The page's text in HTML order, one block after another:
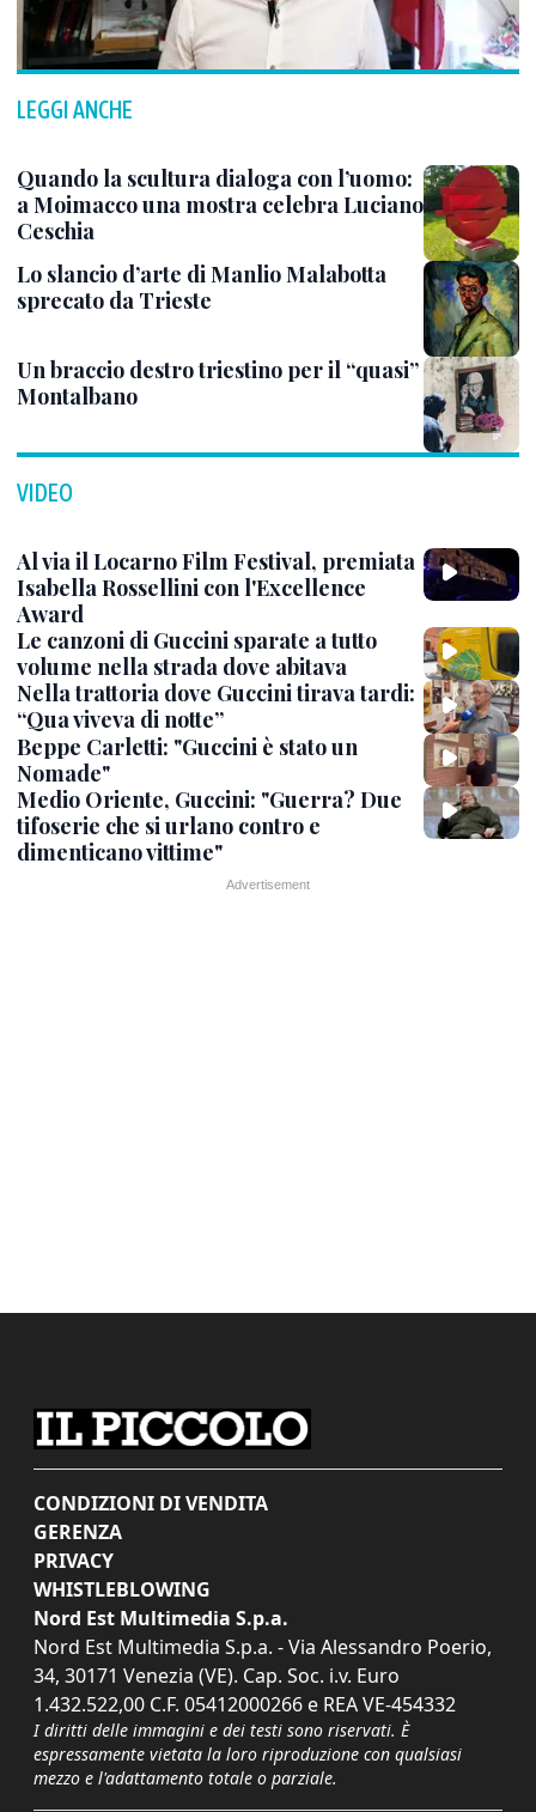
LEGGI ANCHE
Quando la scultura dialoga con l’uomo:
a Moimacco una mostra celebra Luciano
Ceschia
Lo slancio d’arte di Manlio Malabotta
sprecato da Trieste
Un braccio destro triestino per il “quasi”
Montalbano
VIDEO
Al via il Locarno Film Festival, premiata
Isabella Rossellini con l'Excellence
Award
Le canzoni di Guccini sparate a tutto
volume nella strada dove abitava
Nella trattoria dove Guccini tirava tardi:
“Qua viveva di notte”
Beppe Carletti: "Guccini è stato un
Nomade"
Medio Oriente, Guccini: "Guerra? Due
tifoserie che si urlano contro e
dimenticano vittime"
CONDIZIONI DI VENDITA
GERENZA
PRIVACY
WHISTLEBLOWING
Nord Est Multimedia S.p.a.
Nord Est Multimedia S.p.a. - Via Alessandro Poerio,
34, 30171 Venezia (VE). Cap. Soc. i.v. Euro
1.432.522,00 C.F. 05412000266 e REA VE-454332
I diritti delle immagini e dei testi sono riservati. È
espressamente vietata la loro riproduzione con qualsiasi
mezzo e l'adattamento totale o parziale.